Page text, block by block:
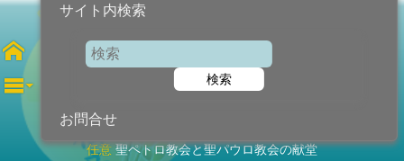
サイト内検索
検索
お問合せ
第33月曜日
任意聖ペトロ教会と聖パウロ教会の献堂